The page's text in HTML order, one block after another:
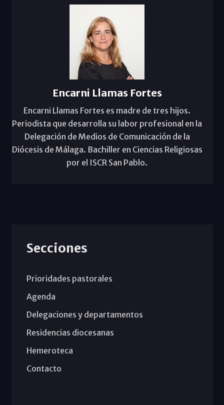
Encarni Llamas Fortes
Encarni Llamas Fortes es madre de tres hijos.
Periodista que desarrolla su labor profesional en la
Delegación de Medios de Comunicación de la
Diócesis de Málaga. Bachiller en Ciencias Religiosas
por el ISCR San Pablo.
Secciones
Prioridades pastorales
Agenda
Delegaciones y departamentos
Residencias diocesanas
Hemeroteca
Contacto